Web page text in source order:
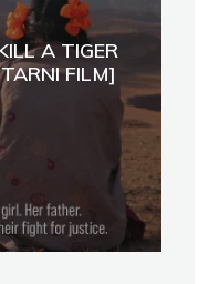
A TIGER
FILM]